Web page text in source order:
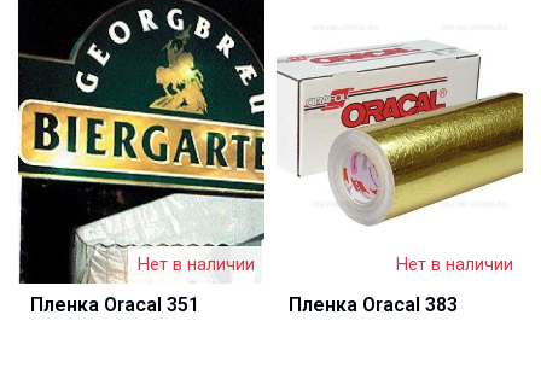
Нет в наличии
Пленка Oracal 351
Нет в наличии
Пленка Oracal 383